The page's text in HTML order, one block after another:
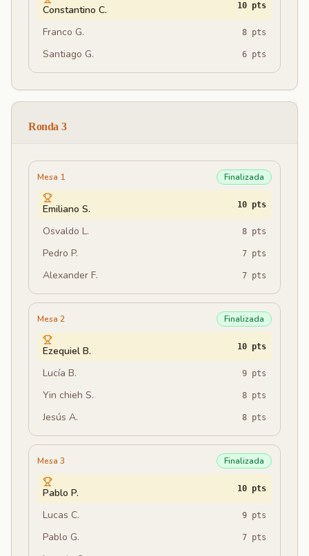
Constantino C. 10 pts
Franco G. 8 pts
Santiago G. 6 pts
Ronda 3
Mesa 1 Finalizada
Emiliano S. 10 pts
Osvaldo L. 8 pts
Pedro P. 7 pts
Alexander F. 7 pts
Mesa 2 Finalizada
Ezequiel B. 10 pts
Lucía B. 9 pts
Yin chieh S. 8 pts
Jesús A. 8 pts
Mesa 3 Finalizada
Pablo P. 10 pts
Lucas C. 9 pts
Pablo G. 7 pts